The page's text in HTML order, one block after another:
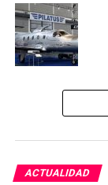
ACTUALIDAD